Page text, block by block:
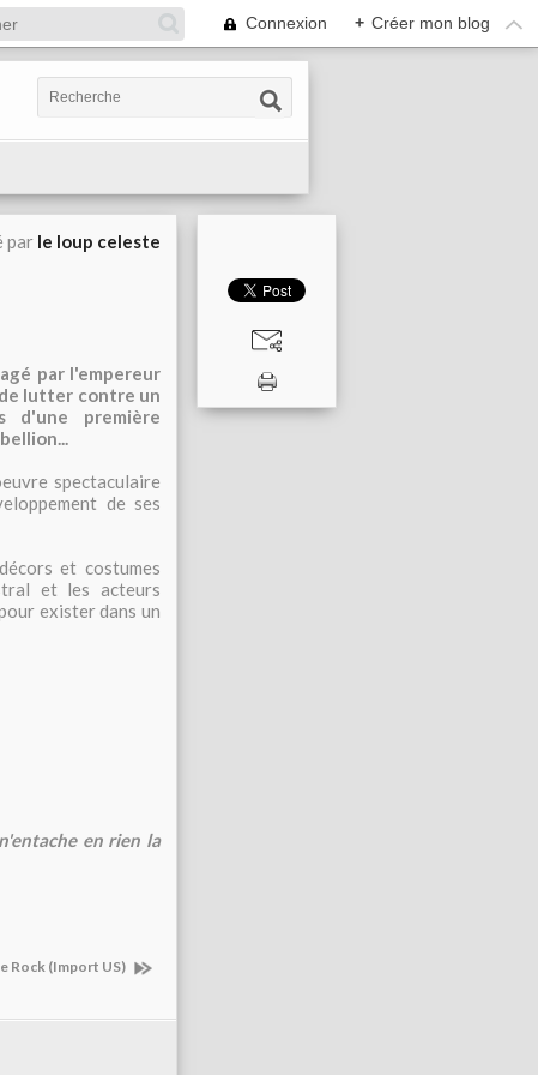
Connexion + Créer mon blog
par le loup celeste
par l'empereur
de lutter contre un
d'une première
spectaculaire
de ses
et costumes
et les acteurs
exister dans un
en rien la
Rock (Import US)